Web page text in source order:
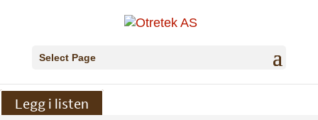
Select Page
Legg i listen